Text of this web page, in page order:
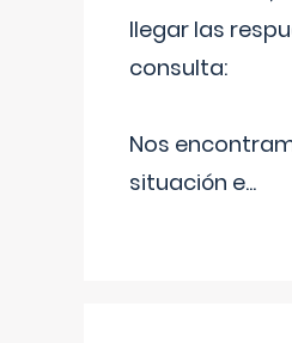
llegar las
consulta:
Nos
situación e...